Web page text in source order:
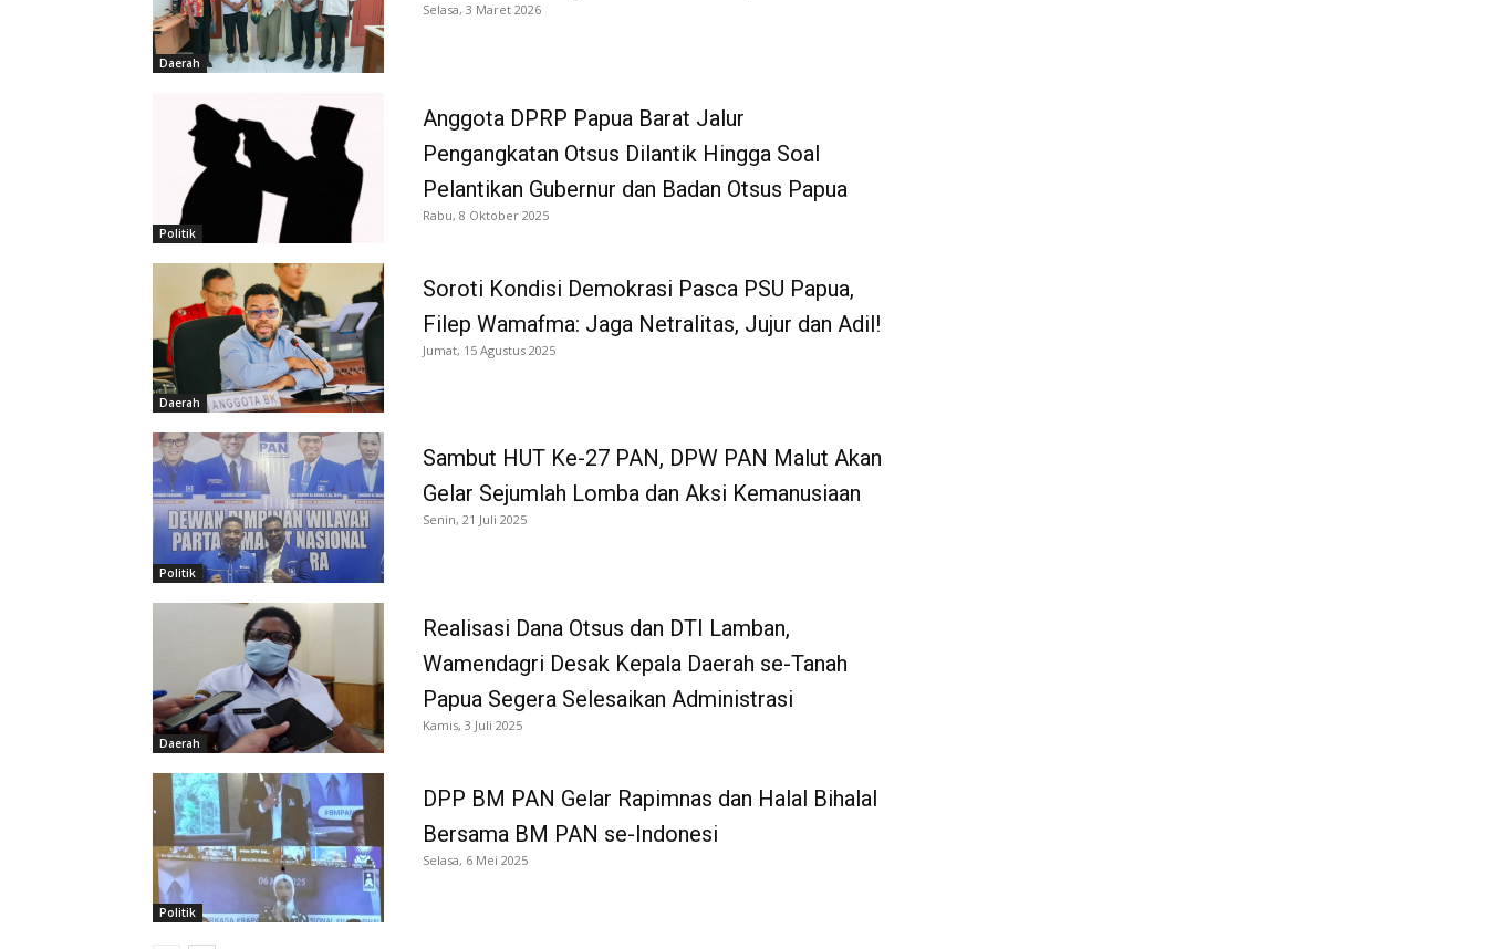
Daerah
Selasa, 3 Maret 2026
Politik
Anggota DPRP Papua Barat Jalur
Pengangkatan Otsus Dilantik Hingga Soal
Pelantikan Gubernur dan Badan Otsus Papua
Rabu, 8 Oktober 2025
Daerah
Soroti Kondisi Demokrasi Pasca PSU Papua,
Filep Wamafma: Jaga Netralitas, Jujur dan Adil!
Jumat, 15 Agustus 2025
Politik
Sambut HUT Ke-27 PAN, DPW PAN Malut Akan
Gelar Sejumlah Lomba dan Aksi Kemanusiaan
Senin, 21 Juli 2025
Daerah
Realisasi Dana Otsus dan DTI Lamban,
Wamendagri Desak Kepala Daerah se-Tanah
Papua Segera Selesaikan Administrasi
Kamis, 3 Juli 2025
Politik
DPP BM PAN Gelar Rapimnas dan Halal Bihalal
Bersama BM PAN se-Indonesi
Selasa, 6 Mei 2025